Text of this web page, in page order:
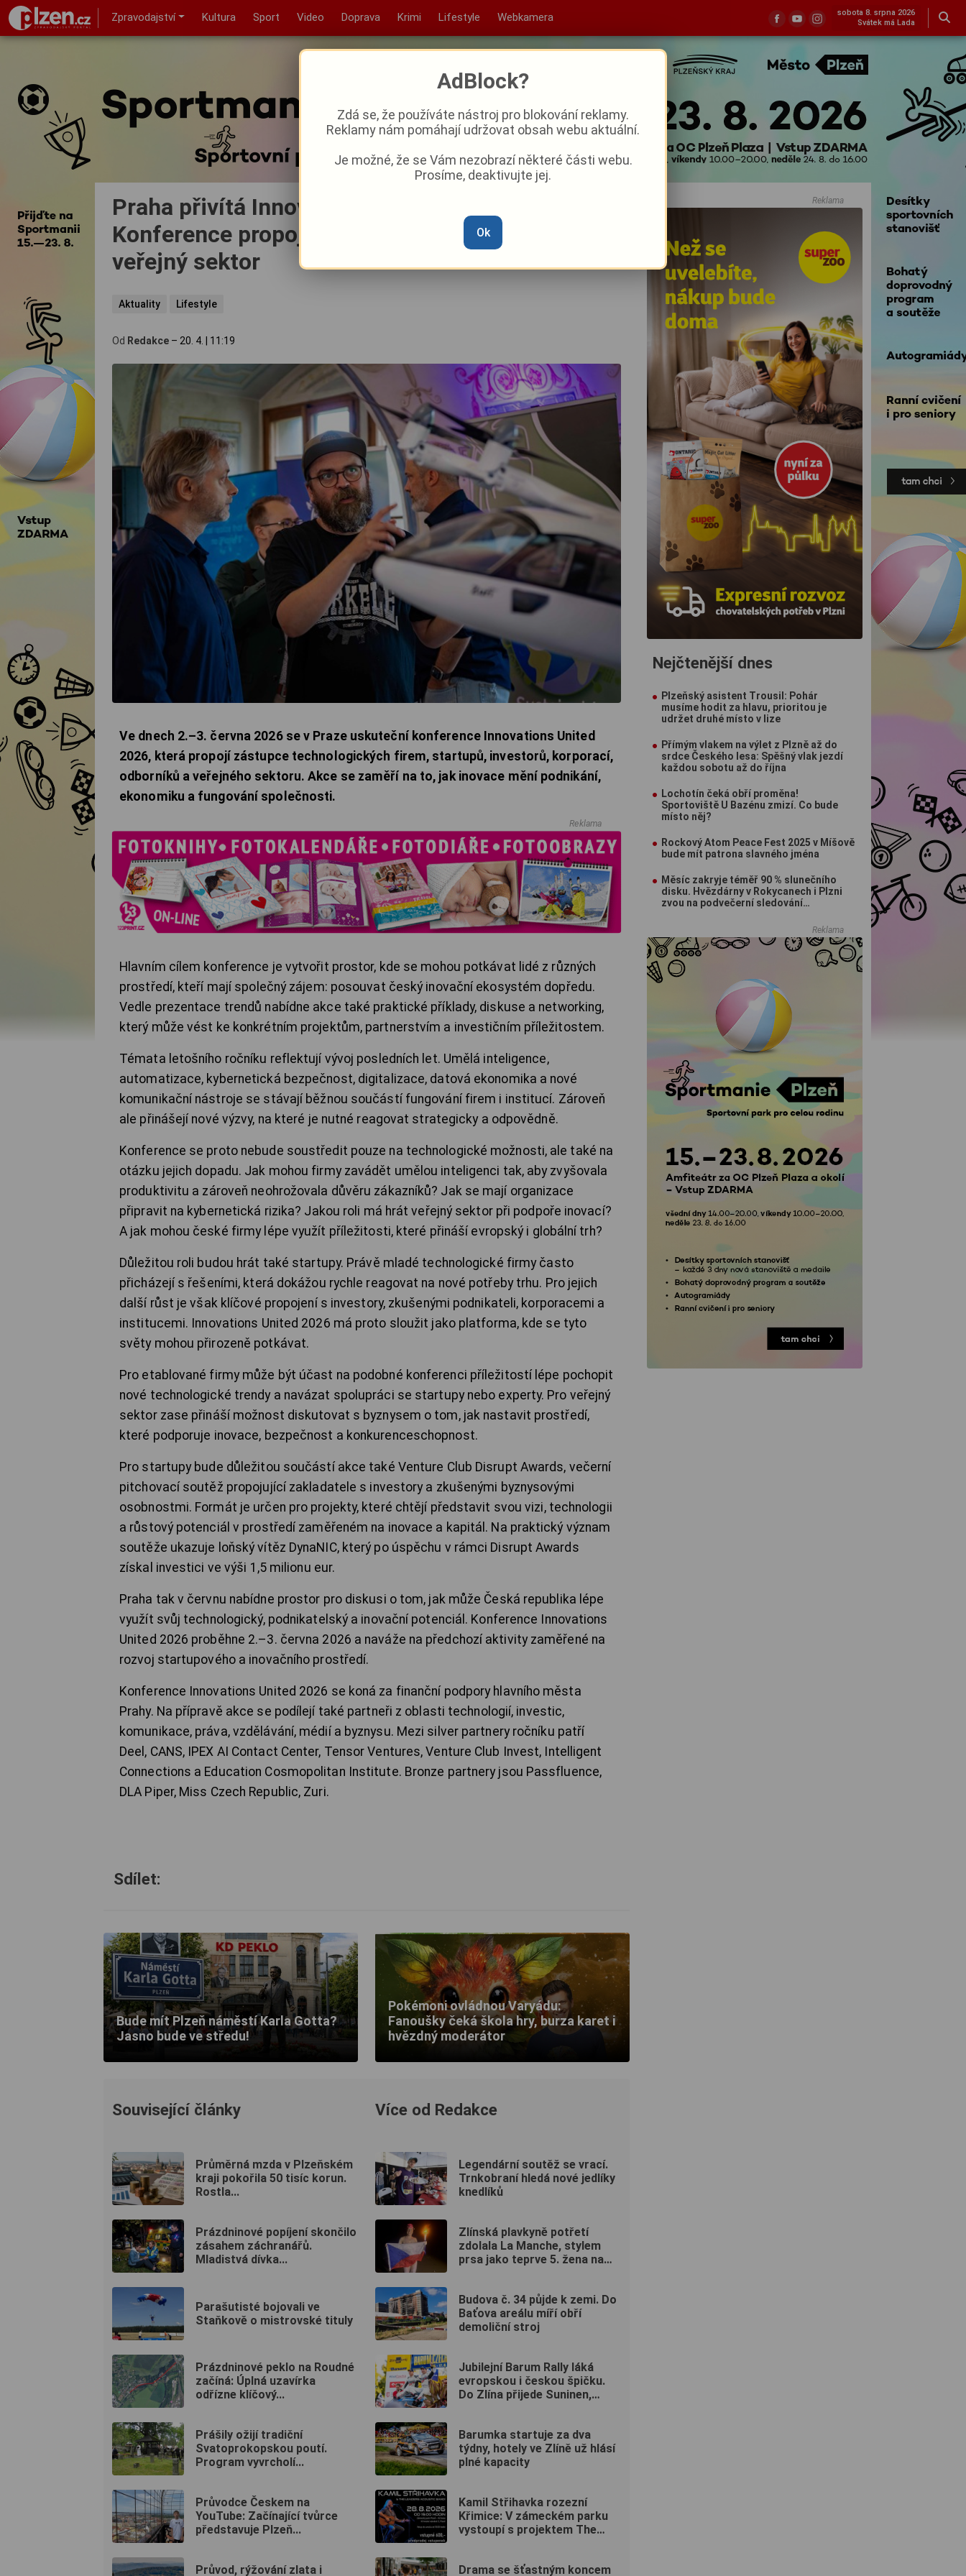
Zpravodajství Kultura Sport Video Doprava Krimi Lifestyle Webkamera
sobota 8. srpna 2026
Svátek má Lada
Praha přivítá Innovations United 2026.
Konference propojí startupy, firmy, investory a
veřejný sektor
Aktuality Lifestyle
Od Redakce – 20. 4. 11:19
Ve dnech 2.–3. června 2026 se v Praze uskuteční konference Innovations United
2026, která propojí zástupce technologických firem, startupů, investorů, korporací,
odborníků a veřejného sektoru. Akce se zaměří na to, jak inovace mění podnikání,
ekonomiku a fungování společnosti.
Reklama
Hlavním cílem konference je vytvořit prostor, kde se mohou potkávat lidé z různých
prostředí, kteří mají společný zájem: posouvat český inovační ekosystém dopředu.
Vedle prezentace trendů nabídne akce také praktické příklady, diskuse a networking,
který může vést ke konkrétním projektům, partnerstvím a investičním příležitostem.
Témata letošního ročníku reflektují vývoj posledních let. Umělá inteligence,
automatizace, kybernetická bezpečnost, digitalizace, datová ekonomika a nové
komunikační nástroje se stávají běžnou součástí fungování firem i institucí. Zároveň
ale přinášejí nové výzvy, na které je nutné reagovat strategicky a odpovědně.
Konference se proto nebude soustředit pouze na technologické možnosti, ale také na
otázku jejich dopadu. Jak mohou firmy zavádět umělou inteligenci tak, aby zvyšovala
produktivitu a zároveň neohrožovala důvěru zákazníků? Jak se mají organizace
připravit na kybernetická rizika? Jakou roli má hrát veřejný sektor při podpoře inovací?
A jak mohou české firmy lépe využít příležitosti, které přináší evropský i globální trh?
Důležitou roli budou hrát také startupy. Právě mladé technologické firmy často
přicházejí s řešeními, která dokážou rychle reagovat na nové potřeby trhu. Pro jejich
další růst je však klíčové propojení s investory, zkušenými podnikateli, korporacemi a
institucemi. Innovations United 2026 má proto sloužit jako platforma, kde se tyto
světy mohou přirozeně potkávat.
Pro etablované firmy může být účast na podobné konferenci příležitostí lépe pochopit
nové technologické trendy a navázat spolupráci se startupy nebo experty. Pro veřejný
sektor zase přináší možnost diskutovat s byznysem o tom, jak nastavit prostředí,
které podporuje inovace, bezpečnost a konkurenceschopnost.
Pro startupy bude důležitou součástí akce také Venture Club Disrupt Awards, večerní
pitchovací soutěž propojující zakladatele s investory a zkušenými byznysovými
osobnostmi. Formát je určen pro projekty, které chtějí představit svou vizi, technologii
a růstový potenciál v prostředí zaměřeném na inovace a kapitál. Na praktický význam
soutěže ukazuje loňský vítěz DynaNIC, který po úspěchu v rámci Disrupt Awards
získal investici ve výši 1,5 milionu eur.
Praha tak v červnu nabídne prostor pro diskusi o tom, jak může Česká republika lépe
využít svůj technologický, podnikatelský a inovační potenciál. Konference Innovations
United 2026 proběhne 2.–3. června 2026 a naváže na předchozí aktivity zaměřené na
rozvoj startupového a inovačního prostředí.
Konference Innovations United 2026 se koná za finanční podpory hlavního města
Prahy. Na přípravě akce se podílejí také partneři z oblasti technologií, investic,
komunikace, práva, vzdělávání, médií a byznysu. Mezi silver partnery ročníku patří
Deel, CANS, IPEX AI Contact Center, Tensor Ventures, Venture Club Invest, Intelligent
Connections a Education Cosmopolitan Institute. Bronze partnery jsou Passfluence,
DLA Piper, Miss Czech Republic, Zuri.
Sdílet:
Bude mít Plzeň náměstí Karla Gotta?
Jasno bude ve středu!
Pokémoni ovládnou Varyádu:
Fanoušky čeká škola hry, burza karet i
hvězdný moderátor
Související články
Průměrná mzda v Plzeňském
kraji pokořila 50 tisíc korun.
Rostla...
Prázdninové popíjení skončilo
zásahem záchranářů.
Mladistvá dívka...
Parašutisté bojovali ve
Staňkově o mistrovské tituly
Prázdninové peklo na Roudné
začíná: Úplná uzavírka
odřízne klíčový...
Prášily ožijí tradiční
Svatoprokopskou poutí.
Program vyvrcholí...
Průvodce Českem na
YouTube: Začínající tvůrce
představuje Plzeň...
Průvod, rýžování zlata i
Více od Redakce
Legendární soutěž se vrací.
Trnkobraní hledá nové jedlíky
knedlíků
Zlínská plavkyně potřetí
zdolala La Manche, stylem
prsa jako teprve 5. žena na
Budova č. 34 půjde k zemi. Do
Baťova areálu míří obří
demoliční stroj
Jubilejní Barum Rally láká
evropskou i českou špičku.
Do Zlína přijede Suninen,
Barumka startuje za dva
týdny, hotely ve Zlíně už hlásí
plné kapacity
Kamil Střihavka rozezní
Křimice: V zámeckém parku
vystoupí s projektem The
Drama se šťastným koncem
Reklama
Nejčtenější dnes
Plzeňský asistent Trousil: Pohár
musíme hodit za hlavu, prioritou je
udržet druhé místo v lize
Přímým vlakem na výlet z Plzně až do
srdce Českého lesa: Spěšný vlak jezdí
každou sobotu až do října
Lochotín čeká obří proměna!
Sportoviště U Bazénu zmizí. Co bude
místo něj?
Rockový Atom Peace Fest 2025 v Míšově
bude mít patrona slavného jména
Měsíc zakryje téměř 90 % slunečního
disku. Hvězdárny v Rokycanech i Plzni
zvou na podvečerní sledování
Reklama
AdBlock?
Zdá se, že používáte nástroj pro blokování reklamy.
Reklamy nám pomáhají udržovat obsah webu aktuální.
Je možné, že se Vám nezobrazí některé části webu.
Prosíme, deaktivujte jej.
Ok